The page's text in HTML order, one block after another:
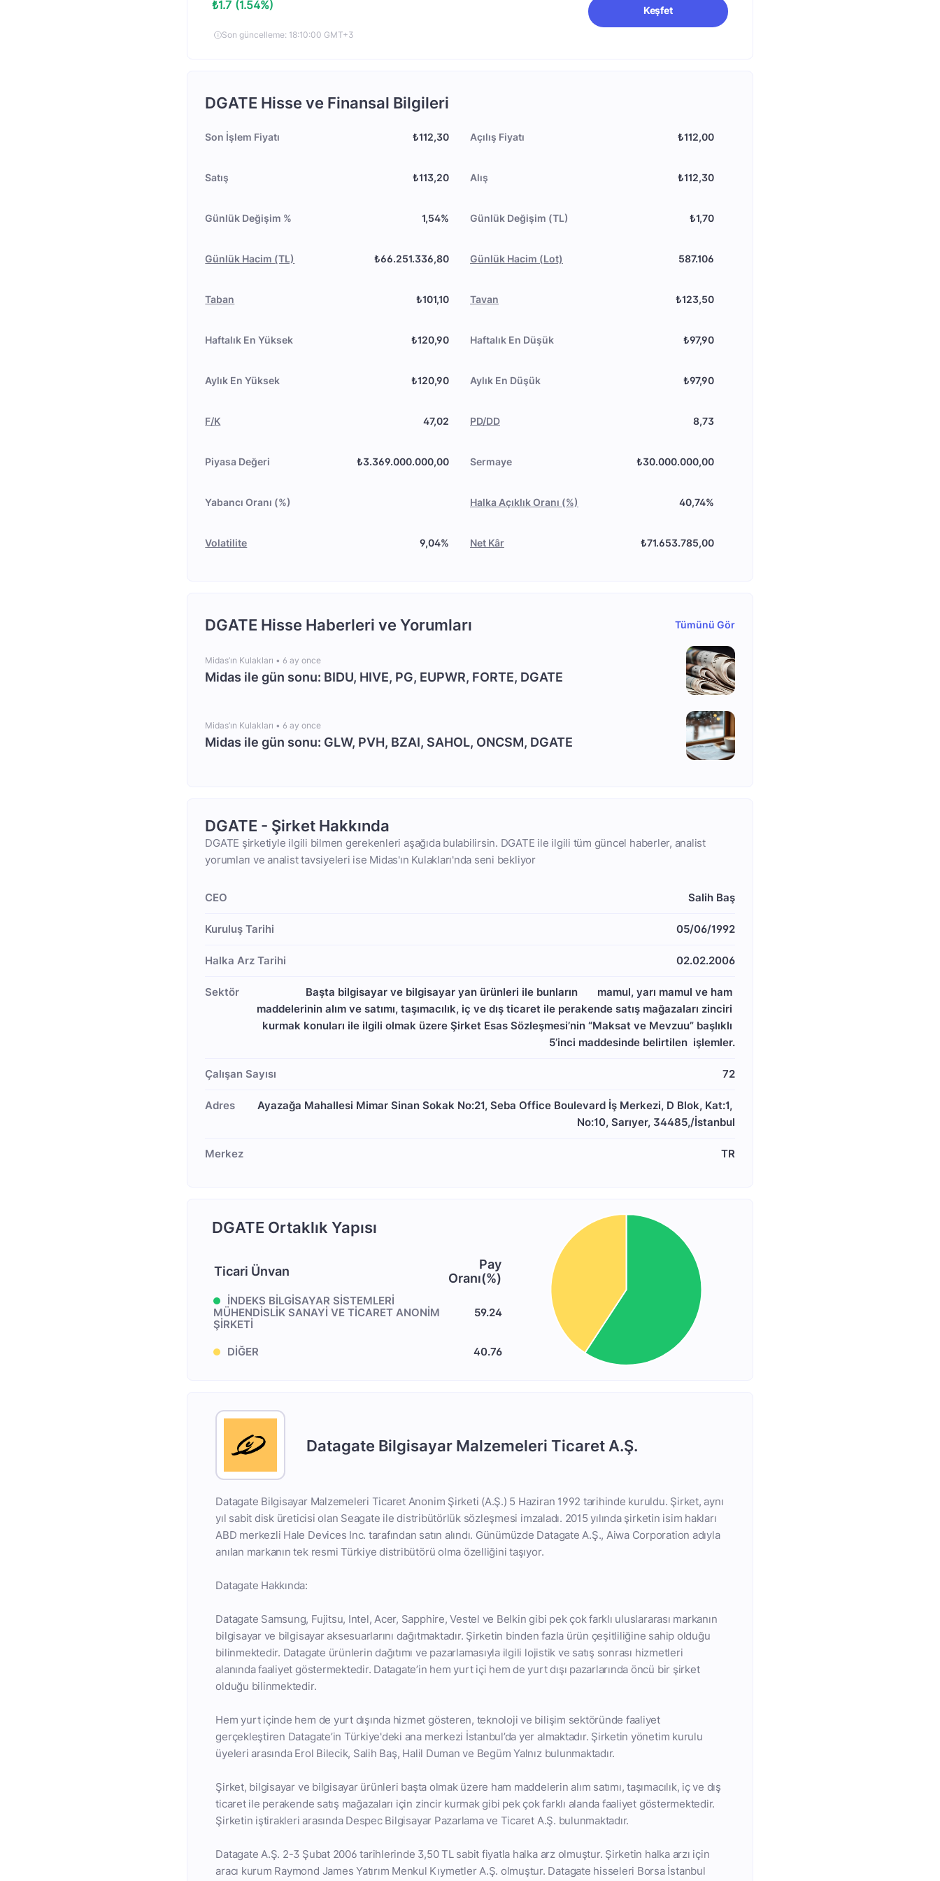
₺1.7 (1.54%)
Son güncelleme: 18:10:00 GMT+3
Keşfet
DGATE Hisse ve Finansal Bilgileri
Son İşlem Fiyatı ₺112,30
Satış ₺113,20
Günlük Değişim % 1,54%
Günlük Hacim (TL) ₺66.251.336,80
Taban ₺101,10
Haftalık En Yüksek ₺120,90
Aylık En Yüksek ₺120,90
F/K 47,02
Piyasa Değeri ₺3.369.000.000,00
Yabancı Oranı (%)
Volatilite 9,04%
Açılış Fiyatı ₺112,00
Alış ₺112,30
Günlük Değişim (TL) ₺1,70
Günlük Hacim (Lot) 587.106
Tavan ₺123,50
Haftalık En Düşük ₺97,90
Aylık En Düşük ₺97,90
PD/DD 8,73
Sermaye ₺30.000.000,00
Halka Açıklık Oranı (%) 40,74%
Net Kâr ₺71.653.785,00
DGATE Hisse Haberleri ve Yorumları Tümünü Gör
Midas’ın Kulakları •6 ay once
Midas ile gün sonu: BIDU, HIVE, PG, EUPWR, FORTE, DGATE
Midas’ın Kulakları •6 ay once
Midas ile gün sonu: GLW, PVH, BZAI, SAHOL, ONCSM, DGATE
DGATE - Şirket Hakkında
DGATE şirketiyle ilgili bilmen gerekenleri aşağıda bulabilirsin. DGATE ile ilgili tüm güncel haberler, analist
yorumları ve analist tavsiyeleri ise Midas'ın Kulakları'nda seni bekliyor
CEO Salih Baş
Kuruluş Tarihi 05/06/1992
Halka Arz Tarihi 02.02.2006
Sektör
Başta bilgisayar ve bilgisayar yan ürünleri ile bunların       mamul, yarı mamul ve ham
maddelerinin alım ve satımı, taşımacılık, iç ve dış ticaret ile perakende satış mağazaları zinciri
kurmak konuları ile ilgili olmak üzere Şirket Esas Sözleşmesi’nin “Maksat ve Mevzuu” başlıklı
5’inci maddesinde belirtilen  işlemler.
Çalışan Sayısı 72
Adres
Ayazağa Mahallesi Mimar Sinan Sokak No:21, Seba Office Boulevard İş Merkezi, D Blok, Kat:1,
No:10, Sarıyer, 34485,/İstanbul
Merkez TR
DGATE Ortaklık Yapısı
Ticari Ünvan
Pay
Oranı(%)
İNDEKS BİLGİSAYAR SİSTEMLERİ
MÜHENDİSLİK SANAYİ VE TİCARET ANONİM
ŞİRKETİ
59.24
DİĞER 40.76
Datagate Bilgisayar Malzemeleri Ticaret A.Ş.
Datagate Bilgisayar Malzemeleri Ticaret Anonim Şirketi (A.Ş.) 5 Haziran 1992 tarihinde kuruldu. Şirket, aynı
yıl sabit disk üreticisi olan Seagate ile distribütörlük sözleşmesi imzaladı. 2015 yılında şirketin isim hakları
ABD merkezli Hale Devices Inc. tarafından satın alındı. Günümüzde Datagate A.Ş., Aiwa Corporation adıyla
anılan markanın tek resmi Türkiye distribütörü olma özelliğini taşıyor.
Datagate Hakkında:
Datagate Samsung, Fujitsu, Intel, Acer, Sapphire, Vestel ve Belkin gibi pek çok farklı uluslararası markanın
bilgisayar ve bilgisayar aksesuarlarını dağıtmaktadır. Şirketin binden fazla ürün çeşitliliğine sahip olduğu
bilinmektedir. Datagate ürünlerin dağıtımı ve pazarlamasıyla ilgili lojistik ve satış sonrası hizmetleri
alanında faaliyet göstermektedir. Datagate’in hem yurt içi hem de yurt dışı pazarlarında öncü bir şirket
olduğu bilinmektedir.
Hem yurt içinde hem de yurt dışında hizmet gösteren, teknoloji ve bilişim sektöründe faaliyet
gerçekleştiren Datagate’in Türkiye'deki ana merkezi İstanbul’da yer almaktadır. Şirketin yönetim kurulu
üyeleri arasında Erol Bilecik, Salih Baş, Halil Duman ve Begüm Yalnız bulunmaktadır.
Şirket, bilgisayar ve bilgisayar ürünleri başta olmak üzere ham maddelerin alım satımı, taşımacılık, iç ve dış
ticaret ile perakende satış mağazaları için zincir kurmak gibi pek çok farklı alanda faaliyet göstermektedir.
Şirketin iştirakleri arasında Despec Bilgisayar Pazarlama ve Ticaret A.Ş. bulunmaktadır.
Datagate A.Ş. 2-3 Şubat 2006 tarihlerinde 3,50 TL sabit fiyatla halka arz olmuştur. Şirketin halka arzı için
aracı kurum Raymond James Yatırım Menkul Kıymetler A.Ş. olmuştur. Datagate hisseleri Borsa İstanbul